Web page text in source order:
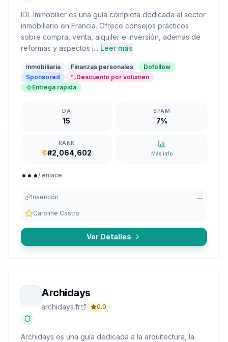
IDL Immobilier es una guía completa dedicada al sector
inmobiliario en Francia. Ofrece consejos prácticos
sobre compra, venta, alquiler e inversión, además de
reformas y aspectos j... Leer más
Inmobiliaria Finanzas personales
Dofollow
Sponsored
Descuento por volumen
Entrega rápida
DA
15
SPAM
7%
RANK
#2,064,602 Más info
.../ enlace
Inserción ...
Caroline Castro
Ver Detalles
Archidays
archidays.fr 0.0
Archidays es una guía dedicada a la arquitectura, la